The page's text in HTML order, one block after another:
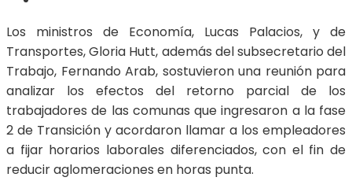
Los ministros de Economía, Lucas Palacios, y de
Transportes, Gloria Hutt, además del subsecretario del
Trabajo, Fernando Arab, sostuvieron una reunión para
analizar los efectos del retorno parcial de los
trabajadores de las comunas que ingresaron a la fase
2 de Transición y acordaron llamar a los empleadores
a fijar horarios laborales diferenciados, con el fin de
reducir aglomeraciones en horas punta.